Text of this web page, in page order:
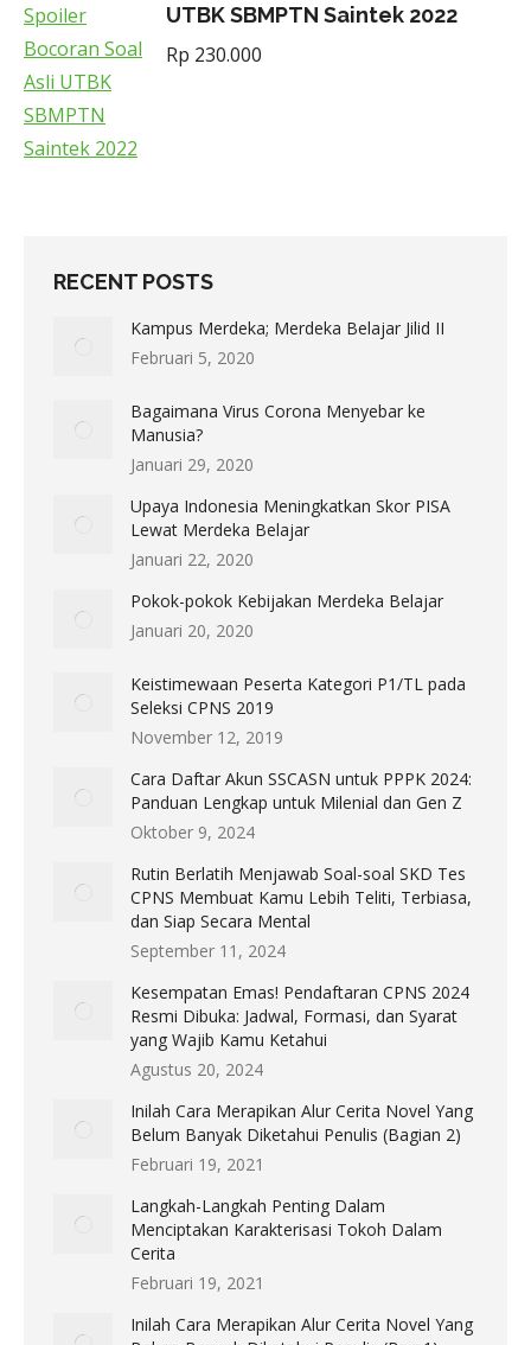
UTBK SBMPTN Saintek 2022
Rp 230.000
RECENT POSTS
Kampus Merdeka; Merdeka Belajar Jilid II
Februari 5, 2020
Bagaimana Virus Corona Menyebar ke
Manusia?
Januari 29, 2020
Upaya Indonesia Meningkatkan Skor PISA
Lewat Merdeka Belajar
Januari 22, 2020
Pokok-pokok Kebijakan Merdeka Belajar
Januari 20, 2020
Keistimewaan Peserta Kategori P1/TL pada
Seleksi CPNS 2019
November 12, 2019
Cara Daftar Akun SSCASN untuk PPPK 2024:
Panduan Lengkap untuk Milenial dan Gen Z
Oktober 9, 2024
Rutin Berlatih Menjawab Soal-soal SKD Tes
CPNS Membuat Kamu Lebih Teliti, Terbiasa,
dan Siap Secara Mental
September 11, 2024
Kesempatan Emas! Pendaftaran CPNS 2024
Resmi Dibuka: Jadwal, Formasi, dan Syarat
yang Wajib Kamu Ketahui
Agustus 20, 2024
Inilah Cara Merapikan Alur Cerita Novel Yang
Belum Banyak Diketahui Penulis (Bagian 2)
Februari 19, 2021
Langkah-Langkah Penting Dalam
Menciptakan Karakterisasi Tokoh Dalam
Cerita
Februari 19, 2021
Inilah Cara Merapikan Alur Cerita Novel Yang